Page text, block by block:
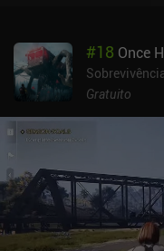
#18 Once
Gratuito